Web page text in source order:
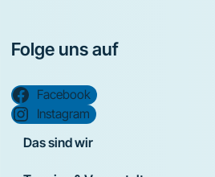
Folge uns auf
Facebook
Instagram
Das sind wir